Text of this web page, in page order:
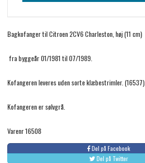
Bagkofanger til Citroen 2CV6 Charleston, høj (11 cm)
fra byggeår 01/1981 til 07/1989.
Kofangeren leveres uden sorte klæbestrimler. (16537).
Kofangeren er sølvgrå.
Varenr 16508
Del på Facebook
Del på Twitter